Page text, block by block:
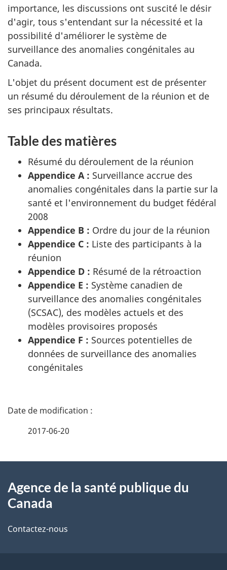
importance, les discussions ont suscité le désir
d'agir, tous s'entendant sur la nécessité et la
possibilité d'améliorer le système de
surveillance des anomalies congénitales au
Canada.
L'objet du présent document est de présenter
un résumé du déroulement de la réunion et de
ses principaux résultats.
Table des matières
Résumé du déroulement de la réunion
Appendice A : Surveillance accrue des
anomalies congénitales dans la partie sur la
santé et l'environnement du budget fédéral
2008
Appendice B : Ordre du jour de la réunion
Appendice C : Liste des participants à la
réunion
Appendice D : Résumé de la rétroaction
Appendice E : Système canadien de
surveillance des anomalies congénitales
(SCSAC), des modèles actuels et des
modèles provisoires proposés
Appendice F : Sources potentielles de
données de surveillance des anomalies
congénitales
D
i
s
2017-06-20
propos
ce
Agence de la santé publique du
Canada
Contactez-nous